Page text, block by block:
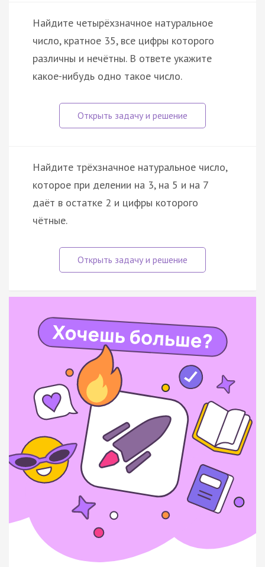
Найдите четырёхзначное натуральное
число, кратное 35, все цифры которого
различны и нечётны. В ответе укажите
какое-нибудь одно такое число.
Найдите трёхзначное натуральное число,
которое при делении на 3, на 5 и на 7
даёт в остатке 2 и цифры которого
чётные.